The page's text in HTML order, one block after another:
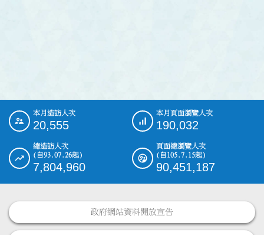
::: 本月造訪人次
20,555
本月頁面瀏覽人次
190,032
總造訪人次
(自93.07.26起)
7,804,960
頁面總瀏覽人次
(自105.7.15起)
90,451,187
政府網站資料開放宣告